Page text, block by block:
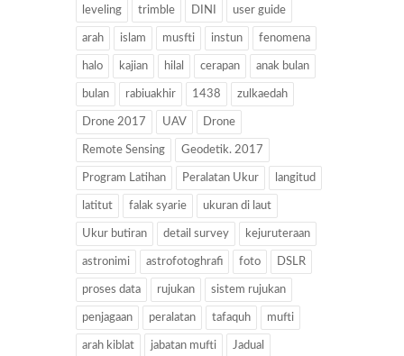
leveling trimble DINI user guide
arah islam musfti instun fenomena
halo kajian hilal cerapan anak bulan
bulan rabiuakhir 1438 zulkaedah
Drone 2017 UAV Drone
Remote Sensing Geodetik. 2017
Program Latihan Peralatan Ukur langitud
latitut falak syarie ukuran di laut
Ukur butiran detail survey kejuruteraan
astronimi astrofotoghrafi foto DSLR
proses data rujukan sistem rujukan
penjagaan peralatan tafaquh mufti
arah kiblat jabatan mufti Jadual